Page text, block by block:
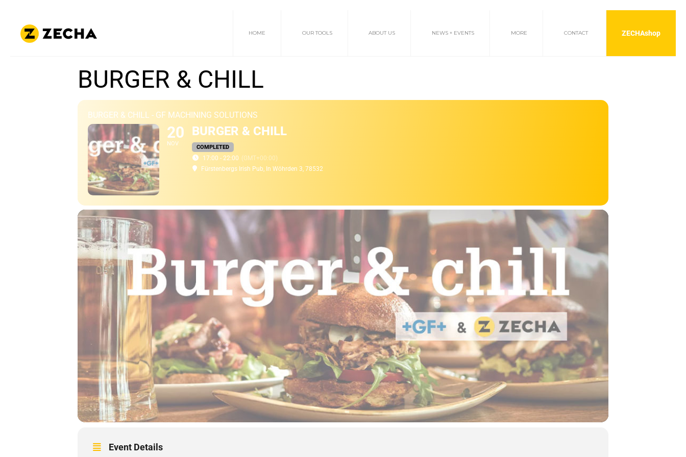
HOME OUR TOOLS ABOUT US NEWS + EVENTS MORE CONTACT ZECHAshop
BURGER & CHILL
BURGER & CHILL - GF MACHINING SOLUTIONS
20
NOV
BURGER & CHILL
COMPLETED
17:00 - 22:00 (GMT+00:00)
Fürstenbergs Irish Pub, In Wöhrden 3, 78532
Event Details